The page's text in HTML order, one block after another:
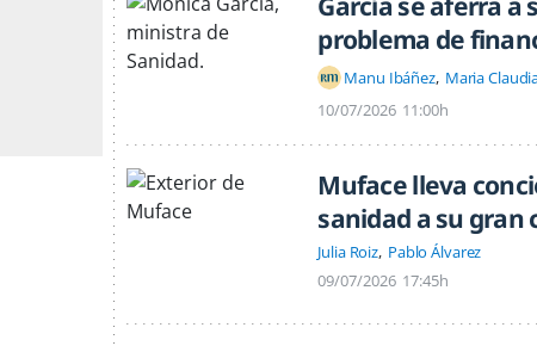
problema de
Manu Ibáñez Maria
10/07/2026 11:00h
Muface lleva
sanidad a su gran
Julia Roiz Pablo Álvarez
09/07/2026 17:45h